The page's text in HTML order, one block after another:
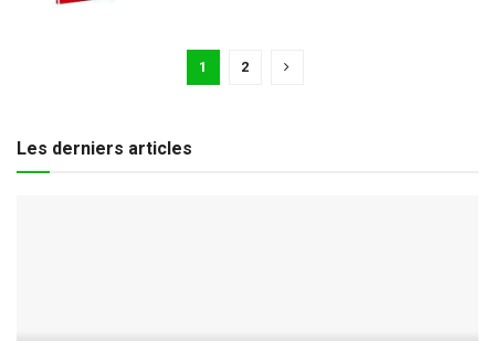
1 2
Les derniers articles